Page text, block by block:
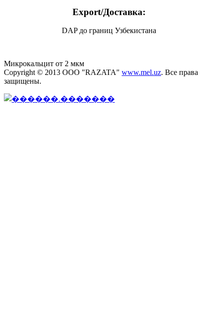
Export/Доставка:
DAP до границ Узбекистана
Микрокальцит от 2 мкм
Copyright © 2013 OOO "RAZATA" www.mel.uz. Все права
защищены.